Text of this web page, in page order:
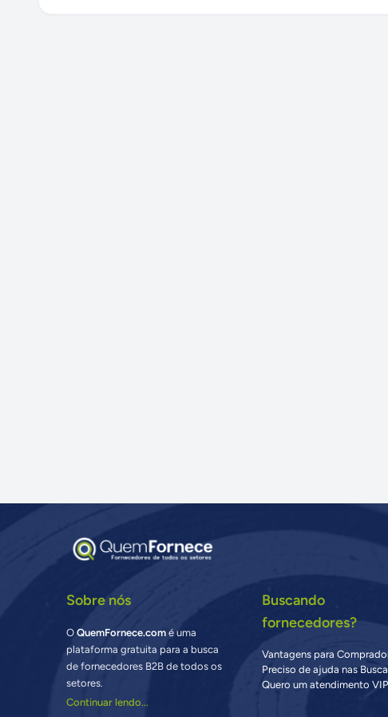
Sobre nós
OQuemFornece.com é uma
plataforma gratuita para a busca
de fornecedores B2B de todos os
setores.
Continuar lendo...
Buscando
fornecedores?
Vantagens para
Preciso de ajuda nas
Quero um atendimento VIP